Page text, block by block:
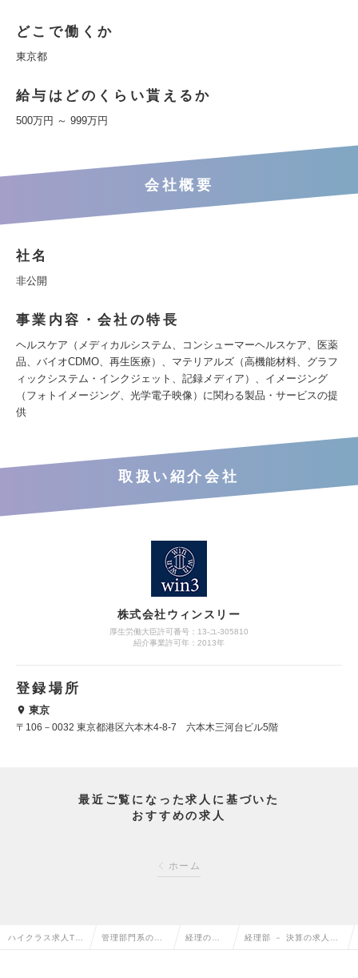
どこで働くか
東京都
給与はどのくらい貰えるか
500万円 ～ 999万円
会社概要
社名
非公開
事業内容・会社の特長
ヘルスケア（メディカルシステム、コンシューマーヘルスケア、医薬
品、バイオCDMO、再生医療）、マテリアルズ（高機能材料、グラフ
ィックシステム・インクジェット、記録メディア）、イメージング
（フォトイメージング、光学電子映像）に関わる製品・サービスの提
供
取扱い紹介会社
株式会社ウィンスリー
厚生労働大臣許可番号：13-ユ-305810
紹介事業許可年：2013年
登録場所
東京
〒106－0032 東京都港区六本木4-8-7 六本木三河台ビル5階
最近ご覧になった求人に基づいた
おすすめの求人
ホーム
ハイクラス求人TO 管理部門系の転 経理の転 経理部 － 決算の求人情